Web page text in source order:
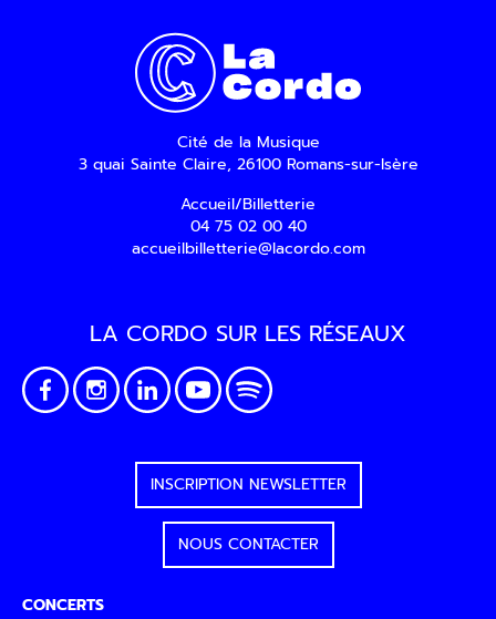
Cité de la Musique
3 quai Sainte Claire, 26100 Romans-sur-Isère
Accueil/Billetterie
04 75 02 00 40
accueilbilletterie@lacordo.com
CONCERTS
LA CORDO SUR LES RÉSEAUX
INSCRIPTION NEWSLETTER
NOUS CONTACTER